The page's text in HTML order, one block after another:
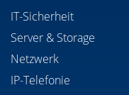
IT-Sicherheit
Server & Storage
Netzwerk
IP-Telefonie